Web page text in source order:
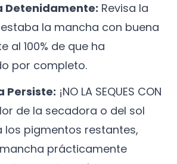
Detenidamente: Revisa la
la mancha con buena
al 100% de que ha
por completo.
Persiste: ¡NO LA SEQUES CON
de la secadora o del sol
los pigmentos restantes,
prácticamente